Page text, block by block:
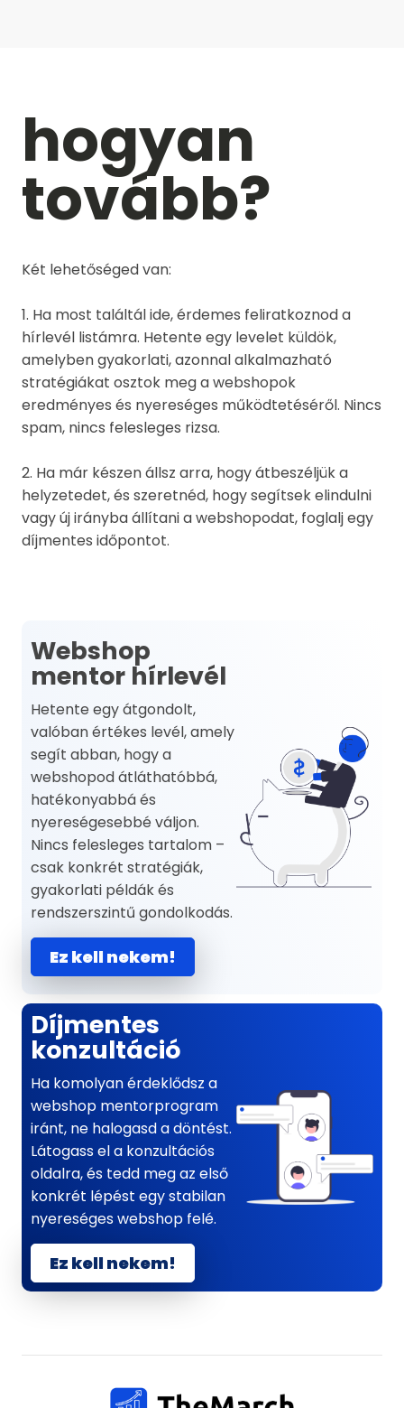
hogyan
tovább?
Két lehetőséged van:
1. Ha most találtál ide, érdemes feliratkoznod a
hírlevél listámra. Hetente egy levelet küldök,
amelyben gyakorlati, azonnal alkalmazható
stratégiákat osztok meg a webshopok
eredményes és nyereséges működtetéséről. Nincs
spam, nincs felesleges rizsa.
2. Ha már készen állsz arra, hogy átbeszéljük a
helyzetedet, és szeretnéd, hogy segítsek elindulni
vagy új irányba állítani a webshopodat, foglalj egy
díjmentes időpontot.
Webshop
mentor hírlevél
Hetente egy átgondolt,
valóban értékes levél, amely
segít abban, hogy a
webshopod átláthatóbbá,
hatékonyabbá és
nyereségesebbé váljon.
Nincs felesleges tartalom –
csak konkrét stratégiák,
gyakorlati példák és
rendszerszintű gondolkodás.
Ez kell nekem!
Díjmentes
konzultáció
Ha komolyan érdeklődsz a
webshop mentorprogram
iránt, ne halogasd a döntést.
Látogass el a konzultációs
oldalra, és tedd meg az első
konkrét lépést egy stabilan
nyereséges webshop felé.
Ez kell nekem!